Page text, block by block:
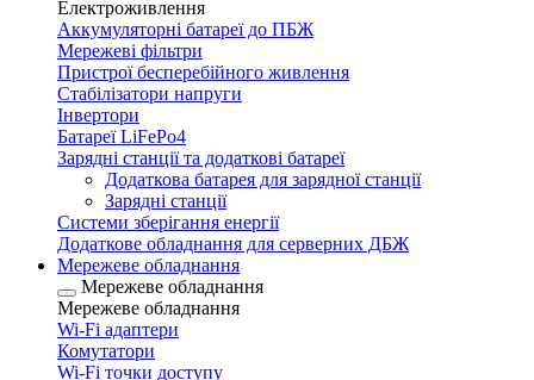
Електроживлення
Аккумуляторні батареї до ПБЖ
Мережеві фільтри
Пристрої бесперебійного живлення
Стабілізатори напруги
Інвертори
Батареї LiFePo4
Зарядні станції та додаткові батареї
Додаткова батарея для зарядної станції
Зарядні станції
Системи зберігання енергії
Додаткове обладнання для серверних ДБЖ
Мережеве обладнання
Мережеве обладнання
Мережеве обладнання
Wi-Fi адаптери
Комутатори
Wi-Fi точки доступу